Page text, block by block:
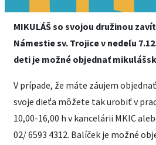
MIKULÁŠ so svojou družinou
Námestie sv. Trojice v nedeľu
deti je možné objednať
V prípade, že máte záujem
svoje dieťa môžete tak urobiť v
10,00-16,00 h v kancelárii MKIC
02/ 6593 4312. Balíček je možné